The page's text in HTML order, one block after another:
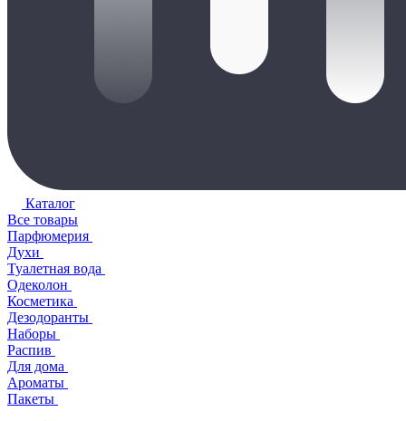
Каталог
Все товары
Парфюмерия
Духи
Туалетная вода
Одеколон
Косметика
Дезодоранты
Наборы
Распив
Для дома
Ароматы
Пакеты